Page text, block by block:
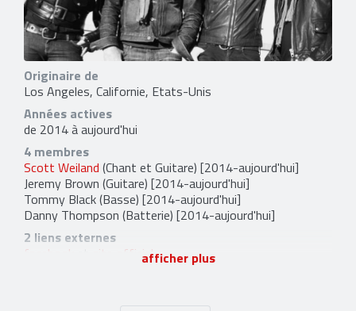
Originaire de
Los Angeles, Californie, Etats-Unis
Années actives
de 2014 à aujourd'hui
4 membres
Scott Weiland (Chant et Guitare) [2014-aujourd'hui]
Jeremy Brown (Guitare) [2014-aujourd'hui]
Tommy Black(Basse) [2014-aujourd'hui]
Danny Thompson (Batterie) [2014-aujourd'hui]
2 liens externes
facebook
site officielafficher plus